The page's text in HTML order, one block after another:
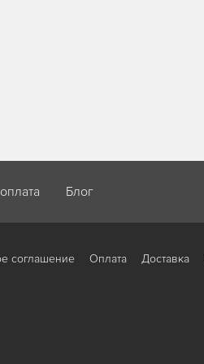
Блог
соглашение Оплата Доставка